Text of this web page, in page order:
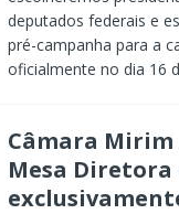
deputados federais e
pré-campanha para a
oficialmente no dia 16
Câmara Mirim
Mesa Diretora